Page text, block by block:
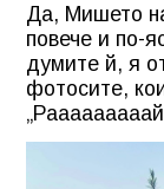
Да, Мишето
повече и по-
думите й, я
фотосите,